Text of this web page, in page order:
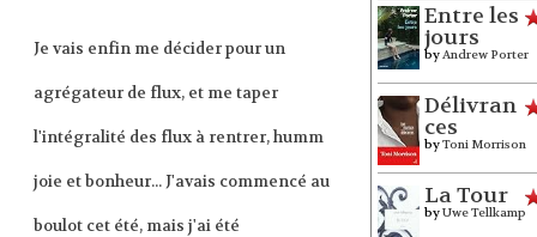
Je vais enfin me décider pour un
agrégateur de flux, et me taper
l'intégralité des flux à rentrer, humm
joie et bonheur... J'avais commencé au
boulot cet été, mais j'ai été
Entre les
jours
byAndrew Porter
Délivran
ces
byToni Morrison
La Tour
byUwe Tellkamp